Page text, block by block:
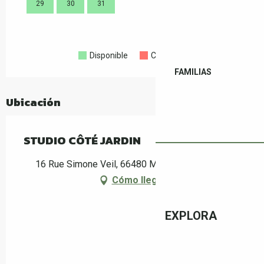
FAMILIAS
EXPLORA
29 30 31
Disponible Completo
Ubicación
STUDIO CÔTÉ JARDIN
16 Rue Simone Veil, 66480 Maureillas-las-Illas
Cómo llegar